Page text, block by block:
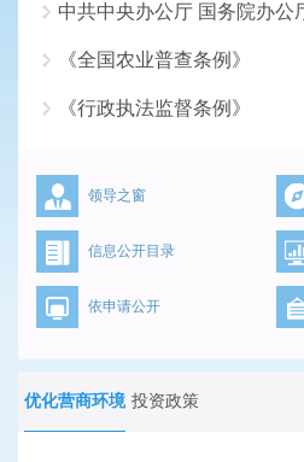
中共中央办公厅 国务院办
《全国农业普查条例》
《行政执法监督条例》
领导之窗
信息公开目录
依申请公开
优化营商环境 投资政策